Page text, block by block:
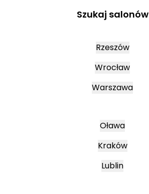
Szukaj salonów
Rzeszów
Wrocław
Warszawa
Oława
Kraków
Lublin